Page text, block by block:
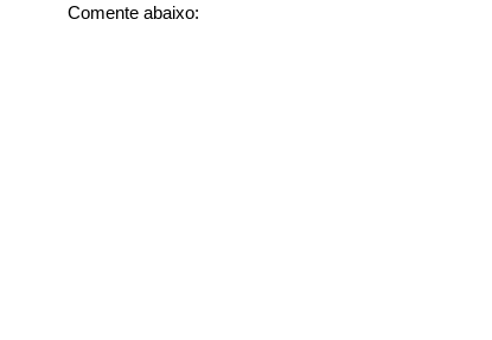
Comente abaixo: